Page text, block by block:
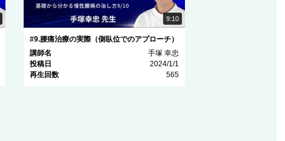
9:10
#9.腰痛治療の実際（側臥位でのアプローチ）
講師名
手塚 幸忠
投稿日
2024/1/1
再生回数
565